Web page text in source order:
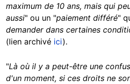
maximum de 10 ans, mais qui
aussi" ou un "paiement différé"
demander dans certaines
(lien archivé ici).
"Là où il y a peut-être une
d'un moment, si ces droits ne